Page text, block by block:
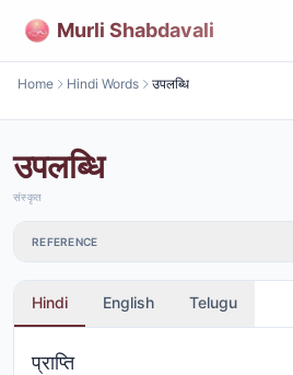
Murli Shabdavali
Home Hindi Words उपलब्धि
उपलब्धि
संस्कृत
REFERENCE
Hindi English Telugu
प्राप्ति